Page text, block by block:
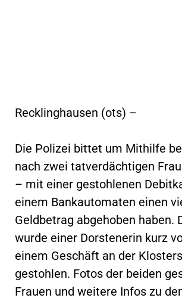
Recklinghausen (ots) –
Die Polizei bittet um Mithilfe
nach zwei tatverdächtigen
– mit einer gestohlenen
einem Bankautomaten einen
Geldbetrag abgehoben haben.
wurde einer Dorstenerin kurz
einem Geschäft an der
gestohlen. Fotos der beiden
Frauen und weitere Infos zu